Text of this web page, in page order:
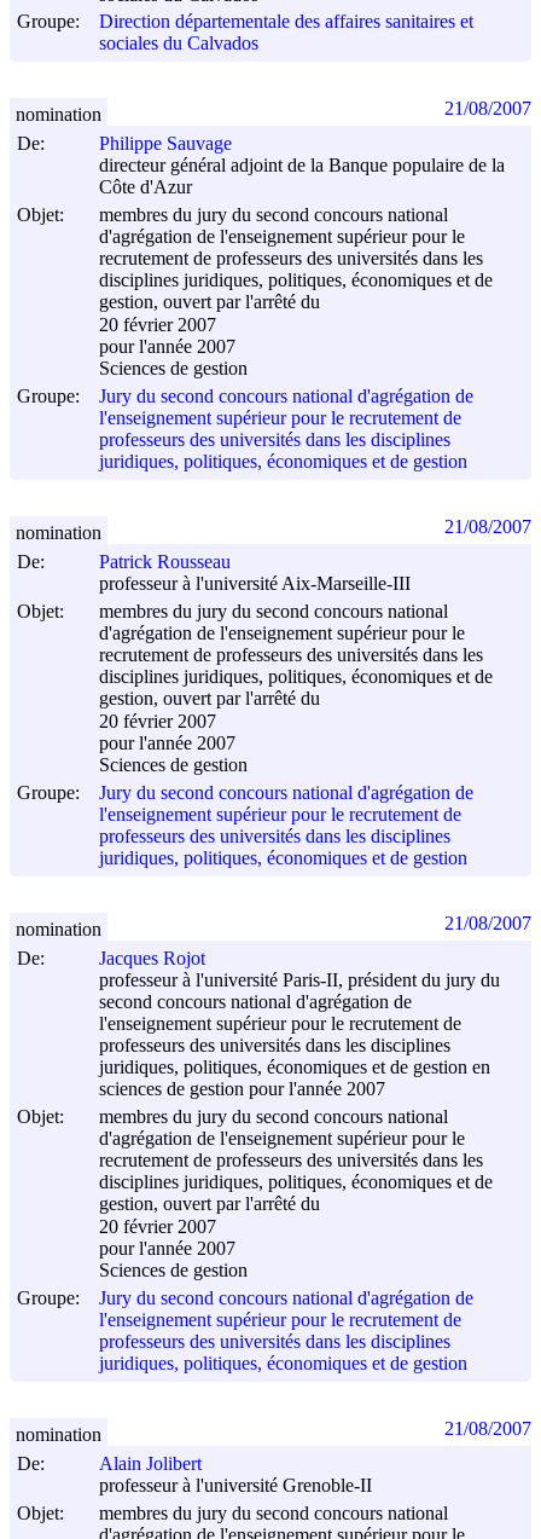
Groupe:
Direction départementale des affaires sanitaires et
sociales du Calvados
De:
Philippe Sauvage
directeur général adjoint de la Banque populaire de la
Côte d'Azur
Objet:
membres du jury du second concours national
d'agrégation de l'enseignement supérieur pour le
recrutement de professeurs des universités dans les
disciplines juridiques, politiques, économiques et de
gestion, ouvert par l'arrêté du
20 février 2007
pour l'année 2007
Sciences de gestion
Groupe:
Jury du second concours national d'agrégation de
l'enseignement supérieur pour le recrutement de
professeurs des universités dans les disciplines
juridiques, politiques, économiques et de gestion
nomination 21/08/2007
De:
Patrick Rousseau
professeur à l'université Aix-Marseille-III
Objet:
membres du jury du second concours national
d'agrégation de l'enseignement supérieur pour le
recrutement de professeurs des universités dans les
disciplines juridiques, politiques, économiques et de
gestion, ouvert par l'arrêté du
20 février 2007
pour l'année 2007
Sciences de gestion
Groupe:
Jury du second concours national d'agrégation de
l'enseignement supérieur pour le recrutement de
professeurs des universités dans les disciplines
juridiques, politiques, économiques et de gestion
nomination 21/08/2007
De:
Jacques Rojot
professeur à l'université Paris-II, président du jury du
second concours national d'agrégation de
l'enseignement supérieur pour le recrutement de
professeurs des universités dans les disciplines
juridiques, politiques, économiques et de gestion en
sciences de gestion pour l'année 2007
Objet:
membres du jury du second concours national
d'agrégation de l'enseignement supérieur pour le
recrutement de professeurs des universités dans les
disciplines juridiques, politiques, économiques et de
gestion, ouvert par l'arrêté du
20 février 2007
pour l'année 2007
Sciences de gestion
Groupe:
Jury du second concours national d'agrégation de
l'enseignement supérieur pour le recrutement de
professeurs des universités dans les disciplines
juridiques, politiques, économiques et de gestion
nomination 21/08/2007
De:
Alain Jolibert
professeur à l'université Grenoble-II
Objet:
membres du jury du second concours national
d'agrégation de l'enseignement supérieur pour le
nomination 21/08/2007